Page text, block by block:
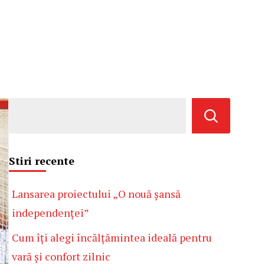
Stiri recente
Lansarea proiectului „O nouă șansă
independenței”
Cum îți alegi încălțămintea ideală pentru
vară și confort zilnic